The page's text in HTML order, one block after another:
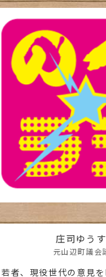
庄司ゆう
元山辺町議会
若者、現役世代の意見